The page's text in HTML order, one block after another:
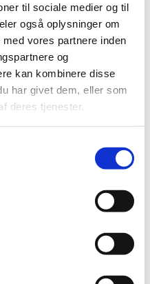
til sociale medier og til
også oplysninger om
vores partnere inden
og
kan kombinere disse
har givet dem, eller som
deres tjenester.
kl. 16:00 -
København K